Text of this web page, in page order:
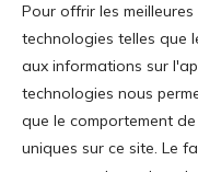
Pour offrir les
technologies telles que
aux informations sur
technologies nous
que le comportement
uniques sur ce site. Le
Login
Mon Compte